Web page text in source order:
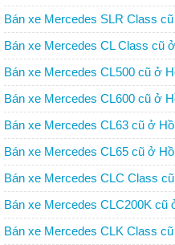
Bán xe Mercedes SLR Class
Bán xe Mercedes CL Class cũ
Bán xe Mercedes CL500 cũ ở
Bán xe Mercedes CL600 cũ ở
Bán xe Mercedes CL63 cũ ở
Bán xe Mercedes CL65 cũ ở
Bán xe Mercedes CLC Class
Bán xe Mercedes CLC200K cũ
Bán xe Mercedes CLK Class